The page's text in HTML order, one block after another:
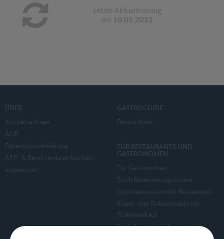
Letzte Aktualisierung
am 10.05.2022
ÜBER
Kontaktanfrage
AGB
Datenschutzerklärung
APP- & Benutzerdaten löschen
Impressum
GASTROGUIDE
Deutschland
FÜR RESTAURANTS UND
GASTRONOMEN
Für Gastronomen
Tisch Reservierungsystem
Gutscheinsystem für Restaurants
Event- und Ticketsystem mit
Ticketverkauf
Bestellsystem Lieferung und